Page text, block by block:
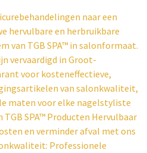
naar een
hervulbare en herbruikbare
van TGB SPA™ in salonformaat.
vervaardigd in Groot-
voor kosteneffectieve,
van salonkwaliteit,
maten voor elke nagelstyliste
SPA™ Producten Hervulbaar
en verminder afval met ons
Professionele